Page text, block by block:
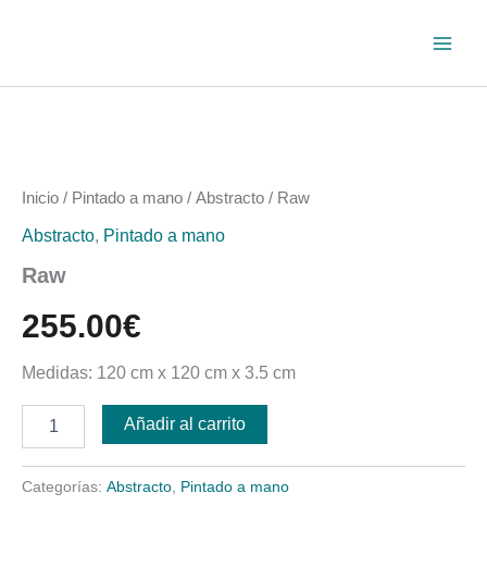
Inicio / Pintado a mano / Abstracto / Raw
Abstracto, Pintado a mano
Raw
255.00€
Medidas: 120 cm x 120 cm x 3.5 cm
Añadir al carrito
Categorías: Abstracto Pintado a mano